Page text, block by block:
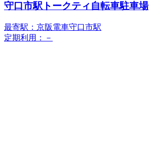
守口市駅トークティ自転車駐車場
最寄駅：京阪電車守口市駅
定期利用：－